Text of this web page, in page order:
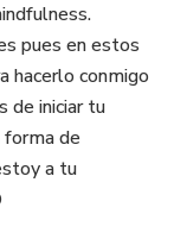
pues en estos
hacerlo conmigo
de iniciar tu
forma de
a tu